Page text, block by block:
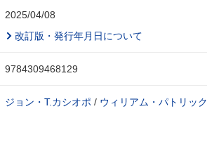
2025/04/08
改訂版・発行年月日について
9784309468129
ジョン・T.カシオポ / ウィリアム・パトリック